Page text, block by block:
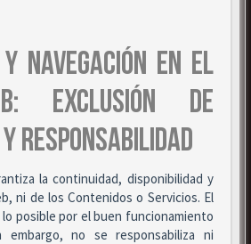
NAVEGACIÓN EN EL
EXCLUSIÓN DE
RESPONSABILIDAD
la continuidad, disponibilidad y
ni de los Contenidos o Servicios. El
posible por el buen funcionamiento
no se responsabiliza ni